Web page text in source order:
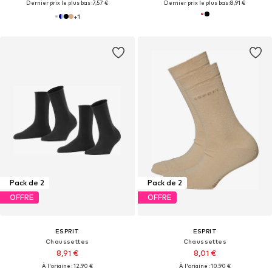
Dernier prix le plus bas :7,57 €
+1
Dernier prix le plus bas :8,91 €
Pack de 2
OFFRE
ESPRIT
Chaussettes
8,91 €
À l'origine : 12,90 €
Pack de 2
OFFRE
ESPRIT
Chaussettes
8,01 €
À l'origine : 10,90 €